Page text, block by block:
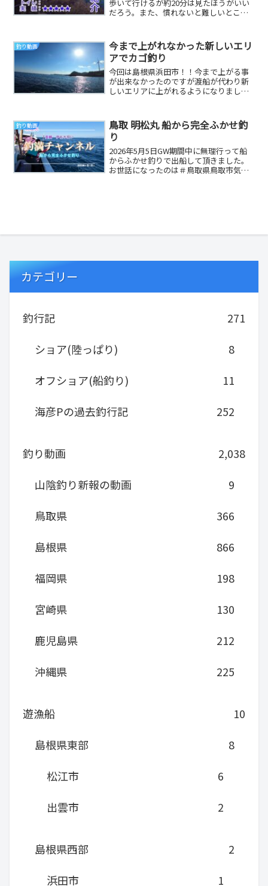
歩いて行けるが約20分は見たほうがいい
だろう。また、慣れないと難しいところ
釣り動画
今まで上がれなかった新しいエリ
アでカゴ釣り
今回は島根県浜田市！！今まで上がる事
が出来なかったのですが渡船が代わり新
しいエリアに上がれるようになりまし
釣り動画
鳥取 明松丸 船から完全ふかせ釣
り
2026年5月5日GW期間中に無理行って船
からふかせ釣りで出船して頂きました。
お世話になったのは＃鳥取県鳥取市気高
カテゴリー
釣行記
271
ショア(陸っぱり)
8
オフショア(船釣り)
11
海彦Pの過去釣行記
252
釣り動画
2,038
山陰釣り新報の動画
9
鳥取県
366
島根県
866
福岡県
198
宮崎県
130
鹿児島県
212
沖縄県
225
遊漁船
10
島根県東部
8
松江市
6
出雲市
2
島根県西部
2
浜田市
1